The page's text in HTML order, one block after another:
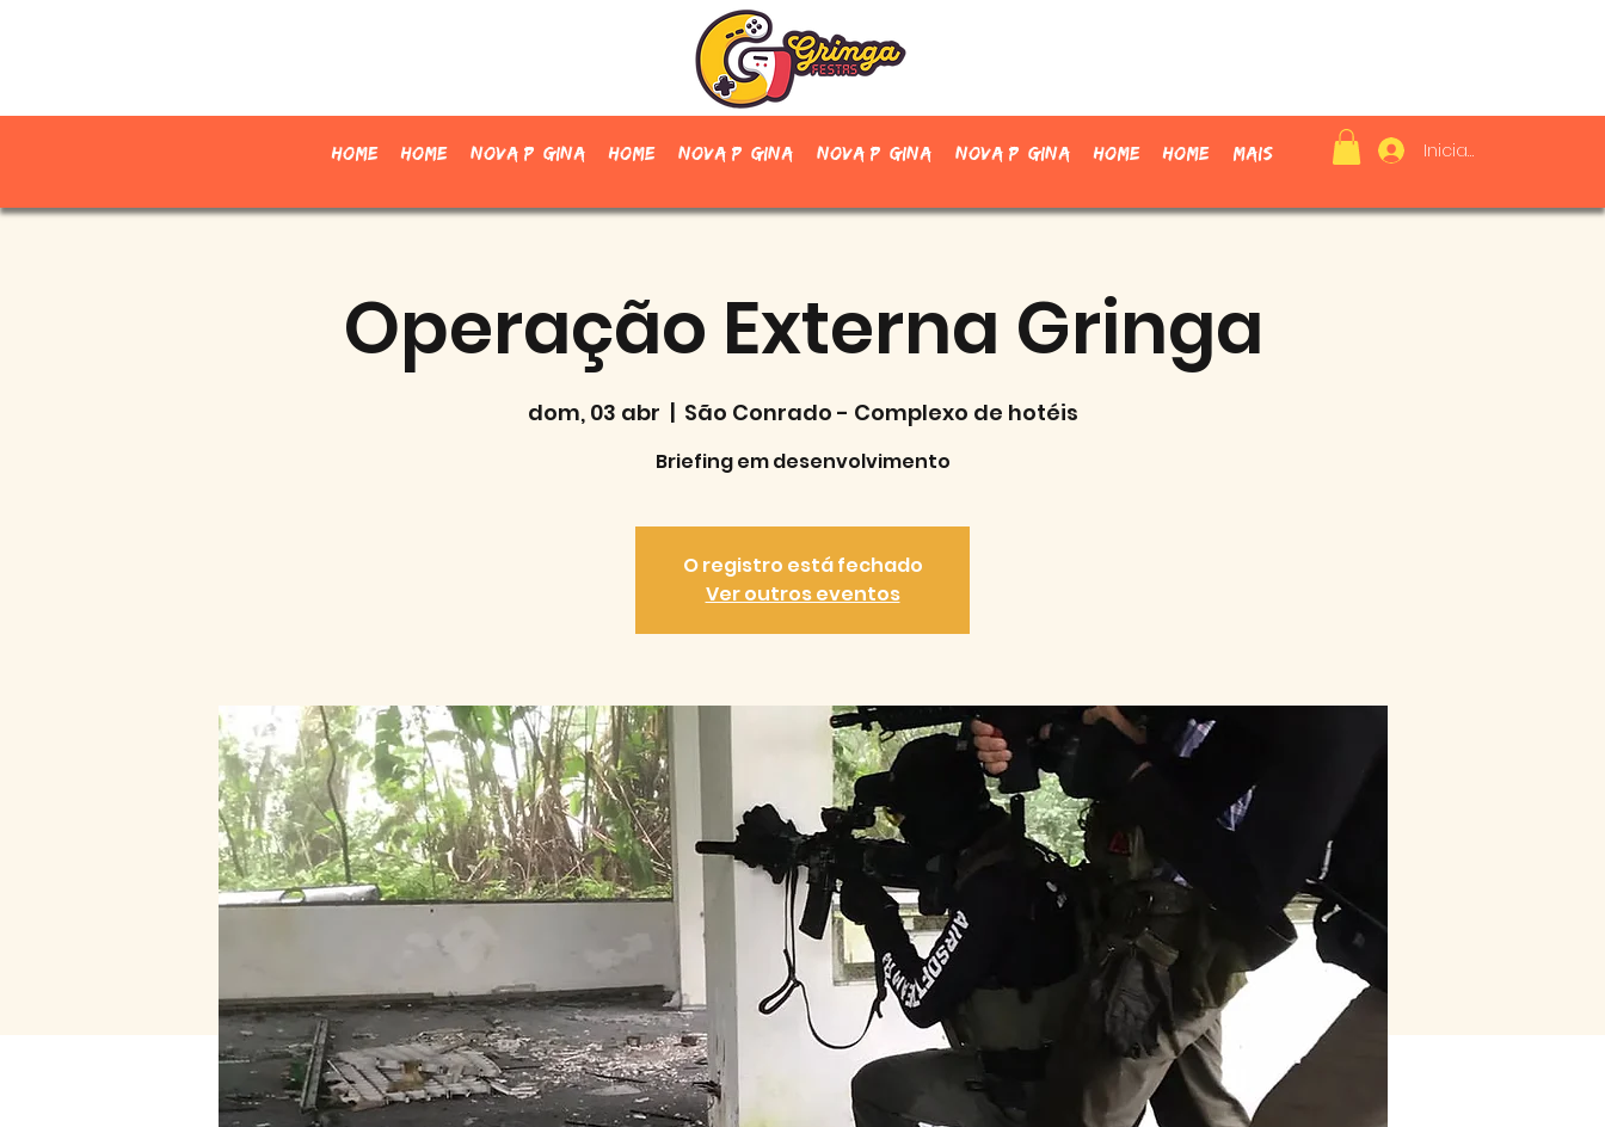
Home Home Nova página Home Nova página Nova página Nova página Home Home Mais Iniciar sesión
Operação Externa Gringa
dom, 03 abr
  |
São Conrado - Complexo de hotéis
Briefing em desenvolvimento
O registro está fechado
Ver outros eventos